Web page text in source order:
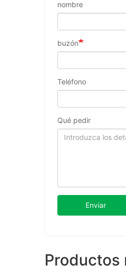
nombre
buzón
Teléfono
Qué pedir
Enviar
Productos